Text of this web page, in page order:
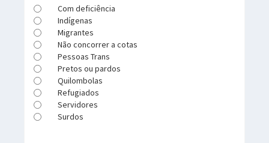
Com deficiência
Indígenas
Migrantes
Não concorrer a cotas
Pessoas Trans
Pretos ou pardos
Quilombolas
Refugiados
Servidores
Surdos